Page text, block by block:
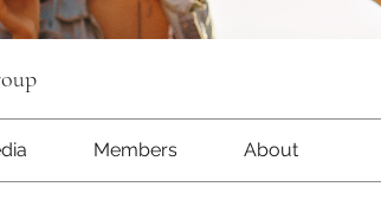
Members About